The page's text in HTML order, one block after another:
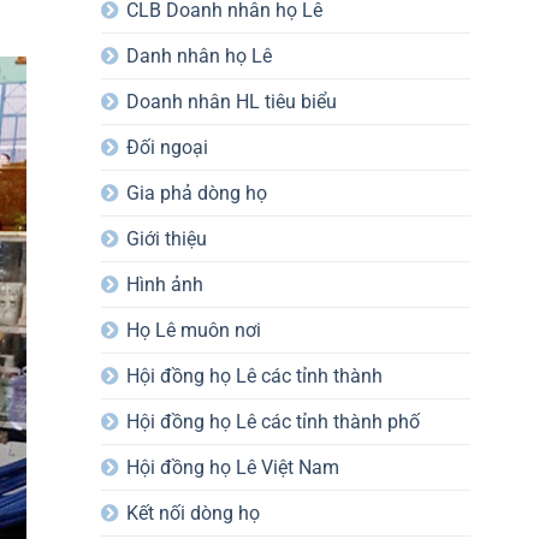
CLB Doanh nhân họ Lê
Danh nhân họ Lê
Doanh nhân HL tiêu biểu
Đối ngoại
Gia phả dòng họ
Giới thiệu
Hình ảnh
Họ Lê muôn nơi
Hội đồng họ Lê các tỉnh thành
Hội đồng họ Lê các tỉnh thành phố
Hội đồng họ Lê Việt Nam
Kết nối dòng họ